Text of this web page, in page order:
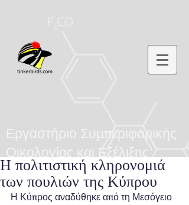
Εργαστήριο Συμπεριφορικής
Οικολογίας και Εξέλιξης
Η πολιτιστική κληρονομιά
των πουλιών της Κύπρου
Η Κύπρος αναδύθηκε από τη Μεσόγειο